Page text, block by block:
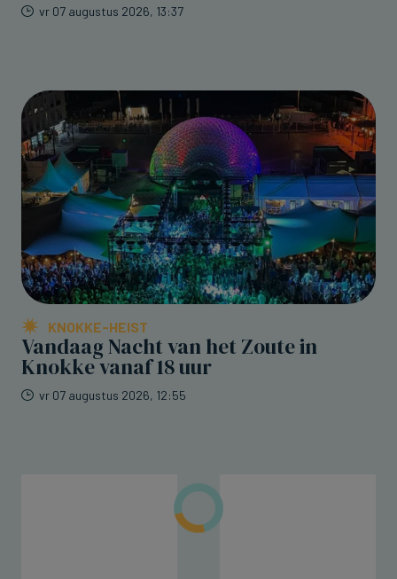
vr 07 augustus 2026, 13:37
KNOKKE-HEIST
Vandaag Nacht van het Zoute in
Knokke vanaf 18 uur
vr 07 augustus 2026, 12:55